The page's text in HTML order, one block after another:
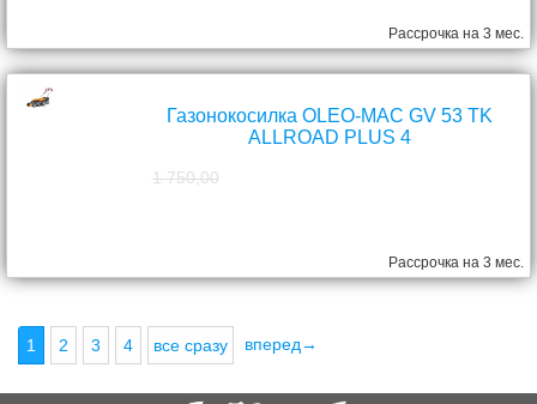
Рассрочка на 3 мес.
Газонокосилка OLEO-MAC GV 53 TK
ALLROAD PLUS 4
1 750,00
Рассрочка на 3 мес.
1 2 3 4 все сразу вперед→